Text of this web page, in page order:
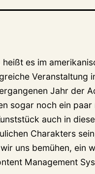
heißt es im
Veranstaltung
Jahr der
sogar noch ein
auch in
Charakters
uns bemühen, ein
Management